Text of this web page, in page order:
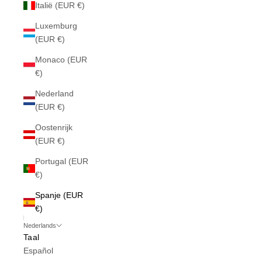
Italië (EUR €)
Luxemburg
(EUR €)
Monaco (EUR
€)
Nederland
(EUR €)
Oostenrijk
(EUR €)
Portugal (EUR
€)
Spanje (EUR
€)
Nederlands
Taal
Español